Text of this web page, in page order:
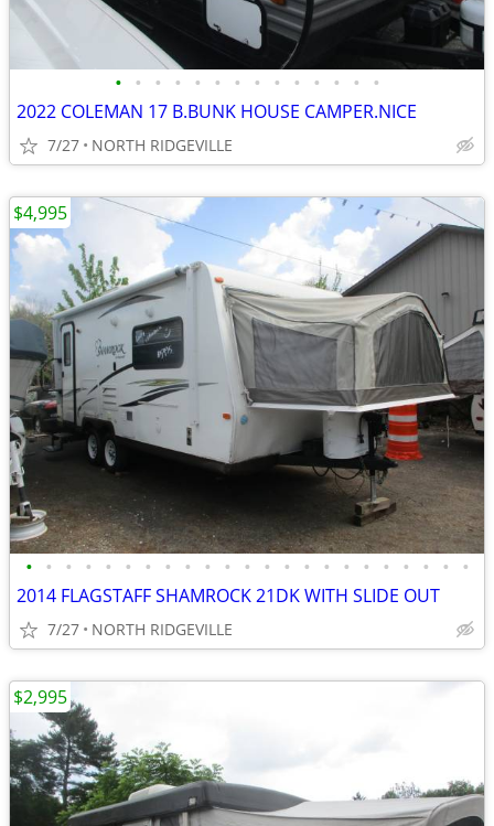
• • • • • • • • • • • • • •
2022 COLEMAN 17 B.BUNK HOUSE CAMPER.NICE
7/27 NORTH RIDGEVILLE
• • • • • • • • • • • • • • • • • • • • • • •
2014 FLAGSTAFF SHAMROCK 21DK WITH SLIDE OUT
7/27 NORTH RIDGEVILLE
$4,995
$2,995